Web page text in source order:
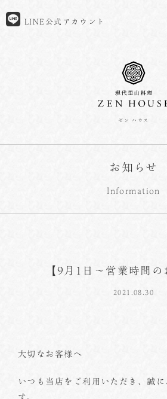
ゼン ハウス
LINE公式アカウント
お知らせ
Information
【9月1日～営業時間の
2021.08.30
大切なお客様へ
いつも当店をご利用いただき、誠
す。